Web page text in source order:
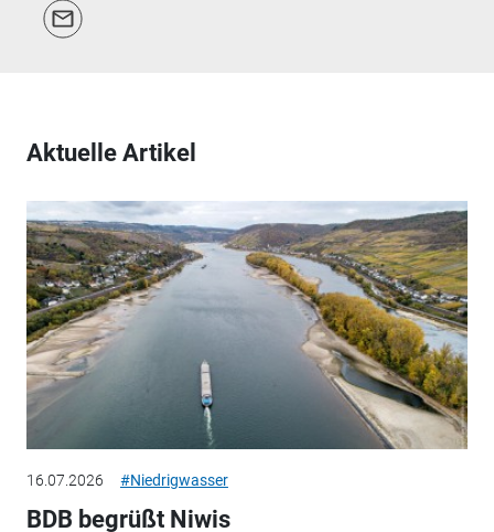
Aktuelle Artikel
16.07.2026 #Niedrigwasser
BDB begrüßt Niwis